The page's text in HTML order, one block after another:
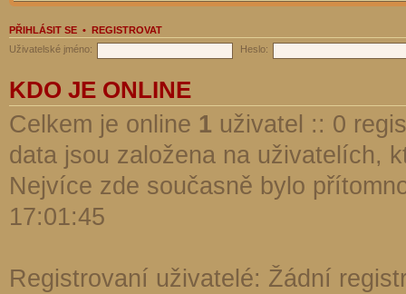
PŘIHLÁSIT SE • REGISTROVAT
Uživatelské jméno:
Heslo:
KDO JE ONLINE
Celkem je online 1 uživatel :: 0
data jsou založena na uživatelích,
Nejvíce zde současně bylo
17:01:45
Registrovaní uživatelé: Žádní